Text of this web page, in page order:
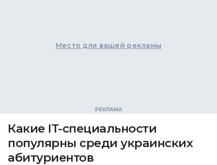
Место для вашей рекламы
Какие IT-специальности
популярны среди украинских
абитуриентов